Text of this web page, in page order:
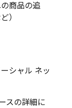
商品の追
）
シャル ネッ
スの詳細に